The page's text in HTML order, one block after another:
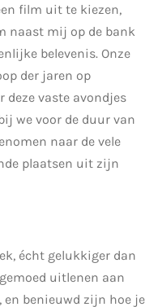
film uit te kiezen,
naast mij op de bank
belevenis. Onze
der jaren op
deze vaste avondjes
we voor de duur van
naar de vele
plaatsen uit zijn
écht gelukkiger dan
uitlenen aan
en benieuwd zijn hoe je